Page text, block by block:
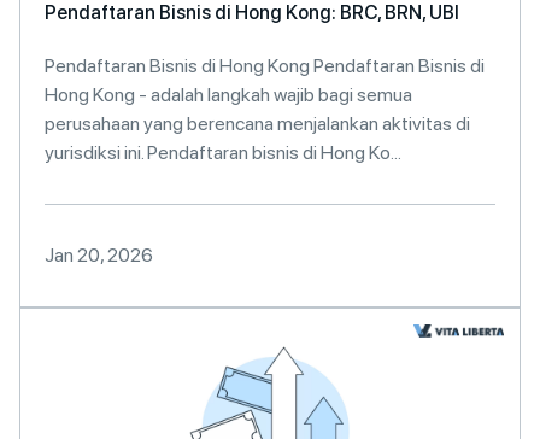
Pendaftaran Bisnis di Hong Kong: BRC, BRN, UBI
Pendaftaran Bisnis di Hong Kong Pendaftaran Bisnis di
Hong Kong - adalah langkah wajib bagi semua
perusahaan yang berencana menjalankan aktivitas di
yurisdiksi ini. Pendaftaran bisnis di Hong Ko...
Jan 20, 2026